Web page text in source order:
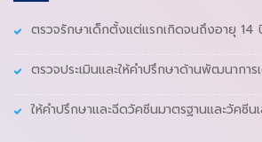
ตรวจรักษาเด็กตั้งแต่แรกเกิดจนถึงอายุ 14
ตรวจประเมินและให้คำปรึกษาด้านพัฒนากา
ให้คำปรึกษาและฉีดวัคซีนมาตรฐานและวัคซีน